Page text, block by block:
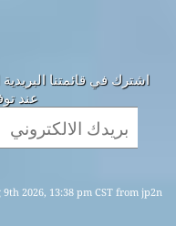
اشترك في قائمتنا
عند
2026, 13:38 pm CST from jp2n